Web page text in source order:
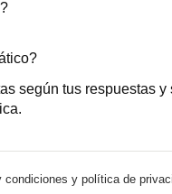
según tus respuestas
y política de